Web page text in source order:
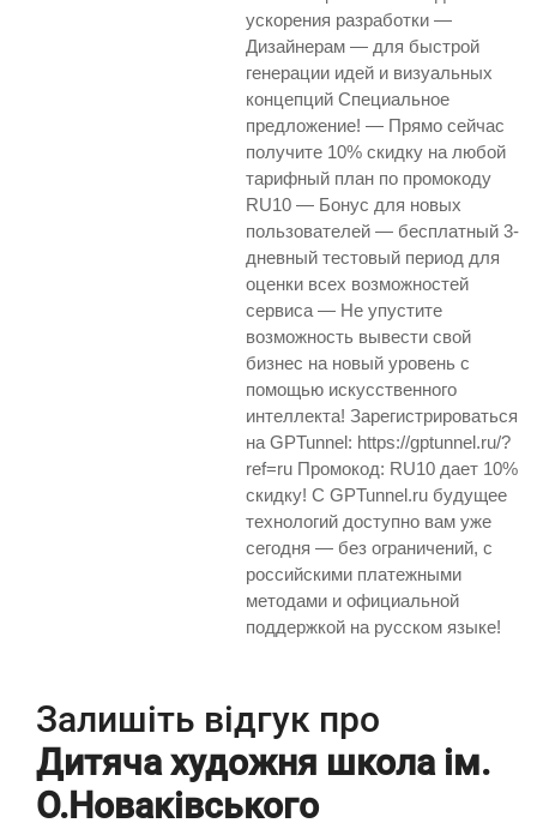
ускорения разработки —
Дизайнерам — для быстрой
генерации идей и визуальных
концепций Специальное
предложение! — Прямо сейчас
получите 10% скидку на любой
тарифный план по промокоду
RU10 — Бонус для новых
пользователей — бесплатный 3-
дневный тестовый период для
оценки всех возможностей
сервиса — Не упустите
возможность вывести свой
бизнес на новый уровень с
помощью искусственного
интеллекта! Зарегистрироваться
на GPTunnel: https://gptunnel.ru/?
ref=ru Промокод: RU10 дает 10%
скидку! С GPTunnel.ru будущее
технологий доступно вам уже
сегодня — без ограничений, с
российскими платежными
методами и официальной
поддержкой на русском языке!
Залишіть відгук про
Дитяча художня школа ім.
О.Новаківського